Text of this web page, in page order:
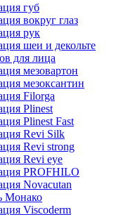
губ
вокруг глаз
рук
шеи и декольте
для лица
мезовартон
мезоксантин
Filorga
Plinest
Plinest Fast
Revi Silk
Revi strong
Revi eye
PROFHILO
Novacutan
Монако
Viscoderm